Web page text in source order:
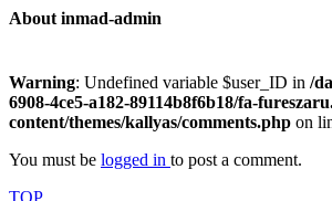
Aboutinmad-admin
Warning: Undefined variable $user_ID in /
6908-4ce5-a182-89114b8f6b18/fa-
content/themes/kallyas/comments.php on
You must be logged in to post a comment.
TOP